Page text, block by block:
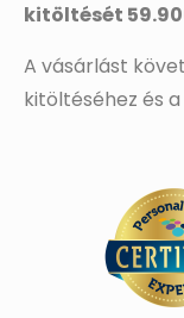
kitöltését
A vásárlást
kitöltéséhez és